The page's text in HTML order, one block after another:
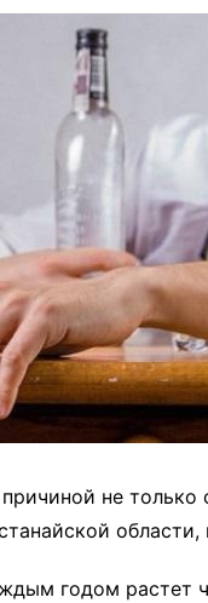
причиной не
области,
годом растет